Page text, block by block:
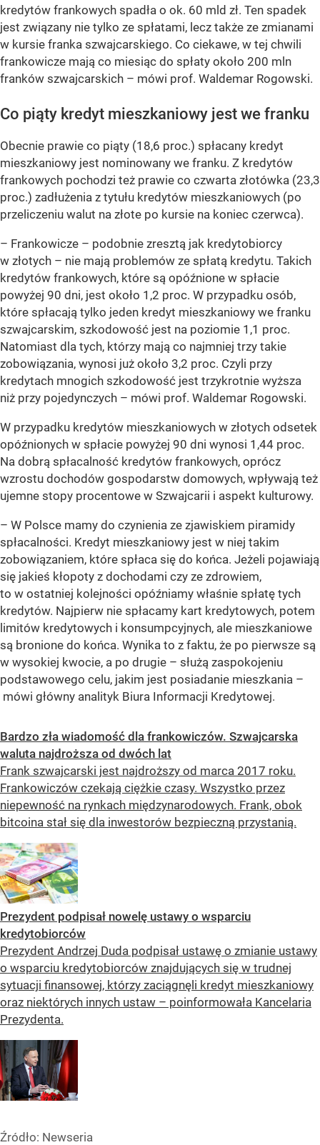
kredytów frankowych spadła o ok. 60 mld zł. Ten spadek
jest związany nie tylko ze spłatami, lecz także ze zmianami
w kursie franka szwajcarskiego. Co ciekawe, w tej chwili
frankowicze mają co miesiąc do spłaty około 200 mln
franków szwajcarskich – mówi prof. Waldemar Rogowski.
Co piąty kredyt mieszkaniowy jest we franku
Obecnie prawie co piąty (18,6 proc.) spłacany kredyt
mieszkaniowy jest nominowany we franku. Z kredytów
frankowych pochodzi też prawie co czwarta złotówka (23,3
proc.) zadłużenia z tytułu kredytów mieszkaniowych (po
przeliczeniu walut na złote po kursie na koniec czerwca).
– Frankowicze – podobnie zresztą jak kredytobiorcy
w złotych – nie mają problemów ze spłatą kredytu. Takich
kredytów frankowych, które są opóźnione w spłacie
powyżej 90 dni, jest około 1,2 proc. W przypadku osób,
które spłacają tylko jeden kredyt mieszkaniowy we franku
szwajcarskim, szkodowość jest na poziomie 1,1 proc.
Natomiast dla tych, którzy mają co najmniej trzy takie
zobowiązania, wynosi już około 3,2 proc. Czyli przy
kredytach mnogich szkodowość jest trzykrotnie wyższa
niż przy pojedynczych – mówi prof. Waldemar Rogowski.
W przypadku kredytów mieszkaniowych w złotych odsetek
opóźnionych w spłacie powyżej 90 dni wynosi 1,44 proc.
Na dobrą spłacalność kredytów frankowych, oprócz
wzrostu dochodów gospodarstw domowych, wpływają też
ujemne stopy procentowe w Szwajcarii i aspekt kulturowy.
– W Polsce mamy do czynienia ze zjawiskiem piramidy
spłacalności. Kredyt mieszkaniowy jest w niej takim
zobowiązaniem, które spłaca się do końca. Jeżeli pojawiają
się jakieś kłopoty z dochodami czy ze zdrowiem,
to w ostatniej kolejności opóźniamy właśnie spłatę tych
kredytów. Najpierw nie spłacamy kart kredytowych, potem
limitów kredytowych i konsumpcyjnych, ale mieszkaniowe
są bronione do końca. Wynika to z faktu, że po pierwsze są
w wysokiej kwocie, a po drugie – służą zaspokojeniu
podstawowego celu, jakim jest posiadanie mieszkania –
mówi główny analityk Biura Informacji Kredytowej.
Bardzo zła wiadomość dla frankowiczów. Szwajcarska
waluta najdroższa od dwóch lat
Frank szwajcarski jest najdroższy od marca 2017 roku.
Frankowiczów czekają ciężkie czasy. Wszystko przez
niepewność na rynkach międzynarodowych. Frank, obok
bitcoina stał się dla inwestorów bezpieczną przystanią.
Prezydent podpisał nowelę ustawy o wsparciu
kredytobiorców
Prezydent Andrzej Duda podpisał ustawę o zmianie ustawy
o wsparciu kredytobiorców znajdujących się w trudnej
sytuacji finansowej, którzy zaciągnęli kredyt mieszkaniowy
oraz niektórych innych ustaw – poinformowała Kancelaria
Prezydenta.
Źródło: Newseria